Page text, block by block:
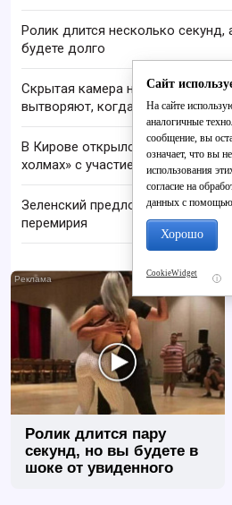
Ролик длится несколько секунд,
будете долго
Скрытая камера на пляже Крыма:
вытворяют, когда их не видят...
В Кирове открылся V фестиваль
холмах» с участием звёзд
Зеленский предложил России
перемирия
i
Ролик длится пару
секунд, но вы будете в
шоке от увиденного
Сайт
На сайте
аналогичные
сообщение, вы
означает, что вы
использования
согласие на
данных с помощью
Хорошо
CookieWidget